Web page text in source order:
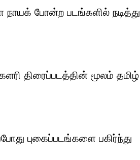
நாயக் போன்ற படங்களில் நடித்து
திரைப்படத்தின் மூலம் தமிழ்
புகைப்படங்களை பகிர்ந்து